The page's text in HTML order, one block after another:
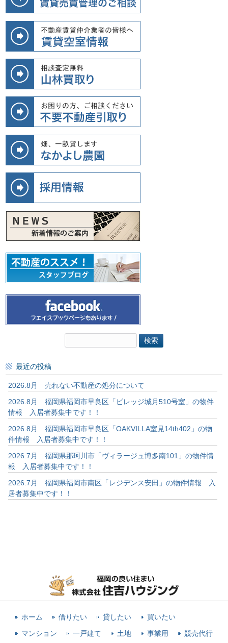
最近の投稿
2026.8月 売れない不動産の処分について
2026.8月 福岡県福岡市早良区「ビレッジ城月510号室」の物件
情報 入居者募集中です！！
2026.8月 福岡県福岡市早良区「OAKVILLA室見14th402」の物
件情報 入居者募集中です！！
2026.7月 福岡県那珂川市「ヴィラージュ博多南101」の物件情
報 入居者募集中です！！
2026.7月 福岡県福岡市南区「レジデンス安田」の物件情報 入
居者募集中です！！
ホーム 借りたい 貸したい 買いたい
マンション 一戸建て 土地 事業用 競売代行